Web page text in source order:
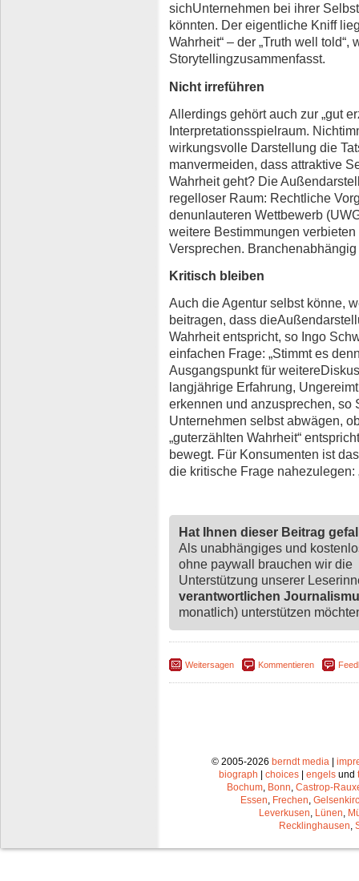
sichUnternehmen bei ihrer
könnten. Der eigentliche Kniff
Wahrheit“ – der „Truth well
Storytellingzusammenfasst.
Nicht irreführen
Allerdings gehört auch zur „gut
Interpretationsspielraum.
wirkungsvolle Darstellung die
manvermeiden, dass attraktive
Wahrheit geht? Die
regelloser Raum: Rechtliche
denunlauteren Wettbewerb
weitere Bestimmungen
Versprechen.
Kritisch bleiben
Auch die Agentur selbst könne,
beitragen, dass
Wahrheit entspricht, so Ingo
einfachen Frage: „Stimmt es
Ausgangspunkt für
langjährige Erfahrung,
erkennen und anzusprechen, so
Unternehmen selbst abwägen,
„guterzählten Wahrheit“
bewegt. Für Konsumenten ist
die kritische Frage nahezulegen:
Hat Ihnen dieser Beitrag
Als unabhängiges und
ohne paywall brauchen wir die
Unterstützung unserer
verantwortlichen
monatlich) unterstützen
Weitersagen Kommentieren
© 2005-2026 berndt media |
biograph | choices | engels und
Bochum Bonn Castrop-
Essen Frechen
Leverkusen Lünen
Recklinghausen